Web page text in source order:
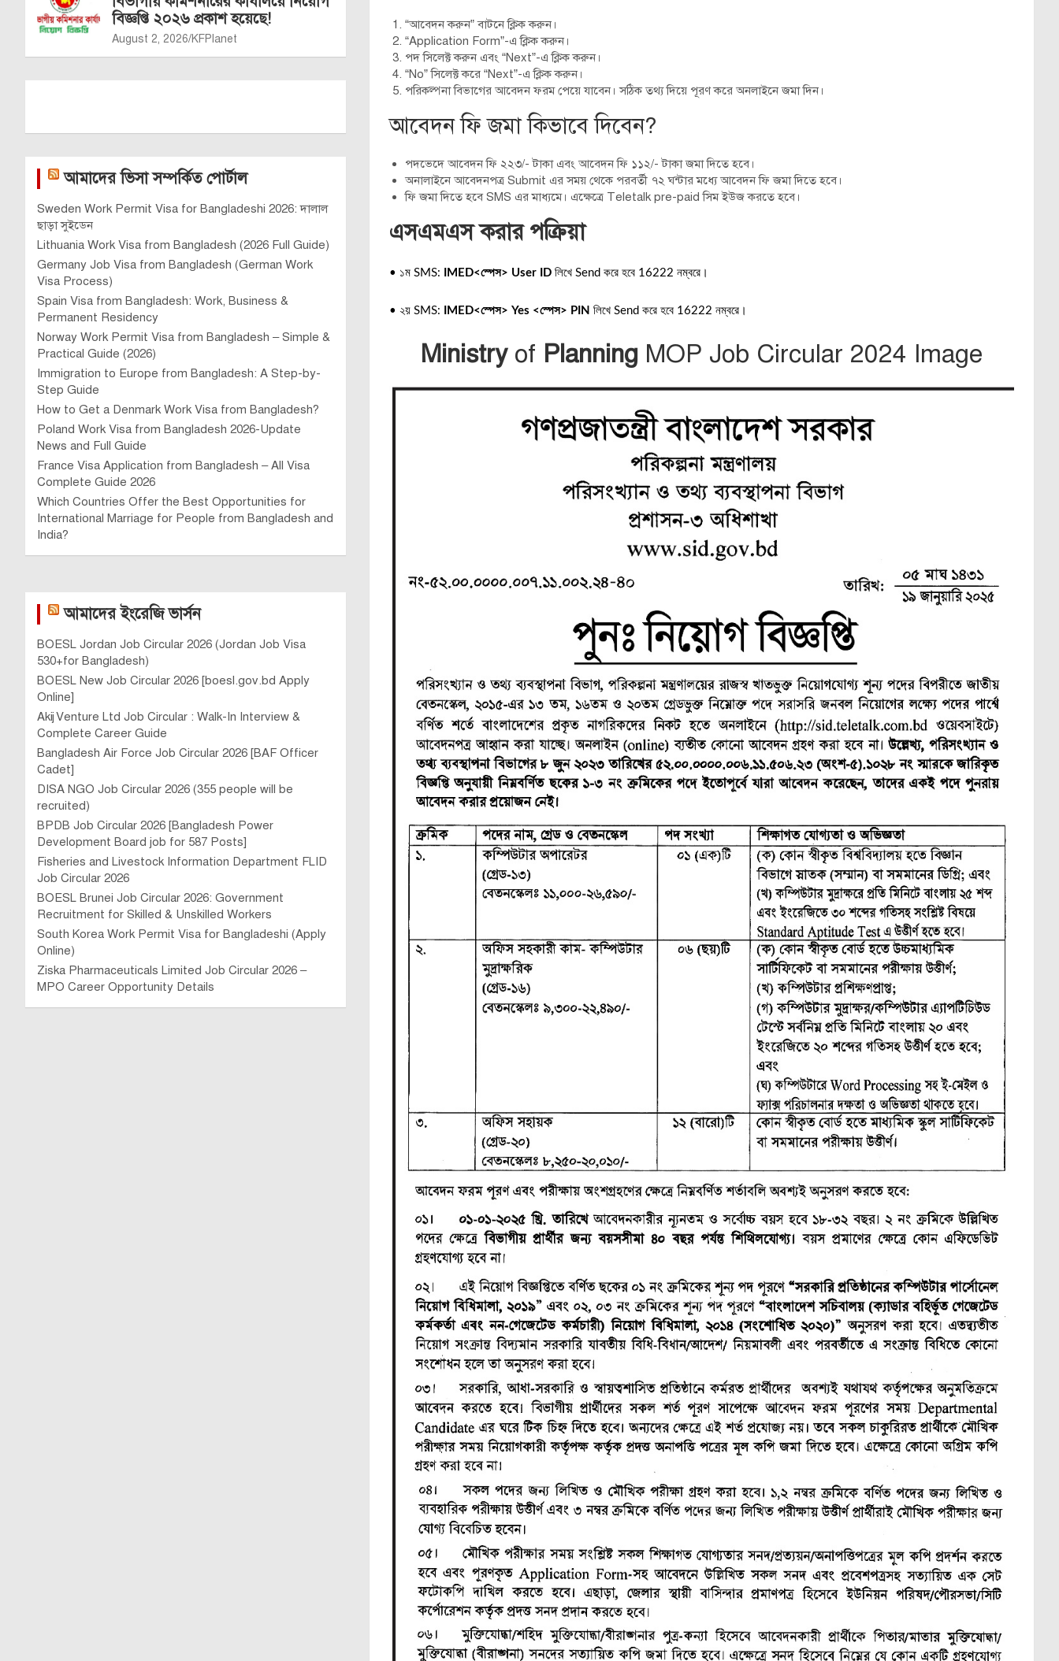
“আবেদন করুন” বাটনে ক্লিক করুন।
“Application Form”-এ ক্লিক করুন।
পদ সিলেক্ট করুন এবং “Next”-এ ক্লিক করুন।
“No” সিলেক্ট করে “Next”-এ ক্লিক করুন।
পরিকল্পনা বিভাগের আবেদন ফরম পেয়ে যাবেন। সঠিক তথ্য দিয়ে পূরণ করে অনলাইনে জমা দিন।
আবেদন ফি জমা কিভাবে দিবেন?
পদভেদে আবেদন ফি ২২৩/- টাকা এবং আবেদন ফি ১১২/- টাকা জমা দিতে হবে।
অনালাইনে আবেদনপত্র Submit এর সময় থেকে পরবর্তী ৭২ ঘন্টার মধ্যে আবেদন ফি জমা দিতে হবে।
ফি জমা দিতে হবে SMS এর মাধ্যমে। এক্ষেত্রে Teletalk pre-paid সিম ইউজ করতে হবে।
এসএমএস করার পক্রিয়া
• ১ম SMS: IMED<স্পেস> User IDলিখে Send করে হবে 16222 নম্বরে।
• ২য় SMS: IMED<স্পেস> Yes <স্পেস> PIN লিখে Send করে হবে 16222 নম্বরে।
Ministryof Planning MOP Job Circular 2024 Image
বিজ্ঞপ্তি ২০২৬ প্রকাশ হয়েছে!
August 2, 2026 KFPlanet
আমাদের ভিসা সম্পর্কিত পোর্টাল
Sweden Work Permit Visa for Bangladeshi 2026: দালাল
ছাড়া সুইডেন
Lithuania Work Visa from Bangladesh (2026 Full Guide)
Germany Job Visa from Bangladesh (German Work
Visa Process)
Spain Visa from Bangladesh: Work, Business &
Permanent Residency
Norway Work Permit Visa from Bangladesh – Simple &
Practical Guide (2026)
Immigration to Europe from Bangladesh: A Step-by-
Step Guide
How to Get a Denmark Work Visa from Bangladesh?
Poland Work Visa from Bangladesh 2026-Update
News and Full Guide
France Visa Application from Bangladesh – All Visa
Complete Guide 2026
Which Countries Offer the Best Opportunities for
International Marriage for People from Bangladesh and
India?
আমাদের ইংরেজি ভার্সন
BOESL Jordan Job Circular 2026 (Jordan Job Visa
530+for Bangladesh)
BOESL New Job Circular 2026 [boesl.gov.bd Apply
Online]
Akij Venture Ltd Job Circular : Walk-In Interview &
Complete Career Guide
Bangladesh Air Force Job Circular 2026 [BAF Officer
Cadet]
DISA NGO Job Circular 2026 (355 people will be
recruited)
BPDB Job Circular 2026 [Bangladesh Power
Development Board job for 587 Posts]
Fisheries and Livestock Information Department FLID
Job Circular 2026
BOESL Brunei Job Circular 2026: Government
Recruitment for Skilled & Unskilled Workers
South Korea Work Permit Visa for Bangladeshi (Apply
Online)
Ziska Pharmaceuticals Limited Job Circular 2026 –
MPO Career Opportunity Details